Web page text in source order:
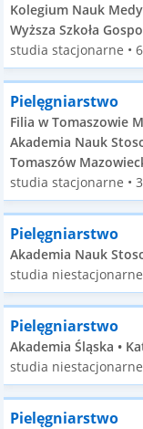
Kolegium Nauk
Wyższa Szkoła
studia stacjonarne •
Pielęgniarstwo
Filia w Tomaszowie
Akademia Nauk
Tomaszów
studia stacjonarne •
Pielęgniarstwo
Akademia Nauk
studia
Pielęgniarstwo
Akademia Śląska •
studia
Pielęgniarstwo